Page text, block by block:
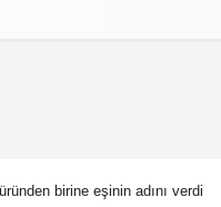
birine eşinin adını verdi